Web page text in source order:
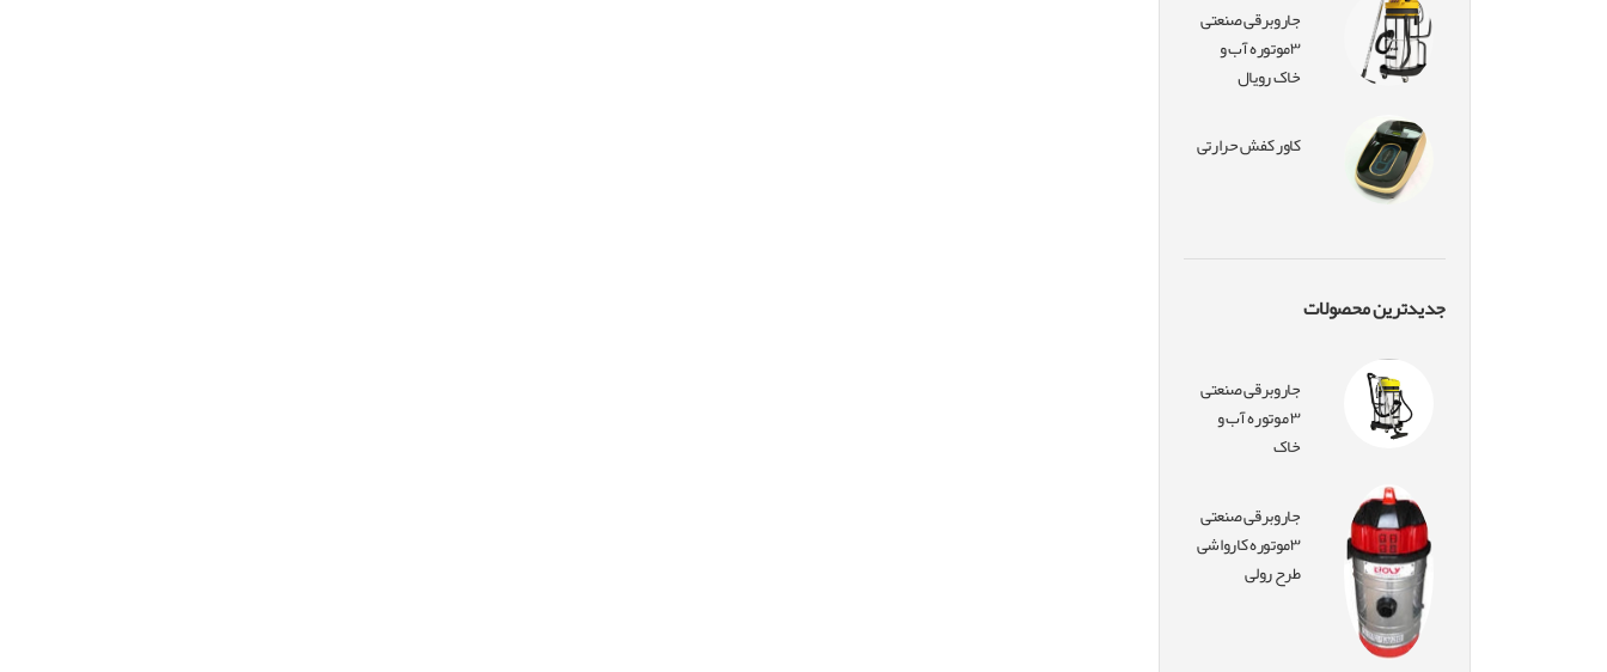
جاروبرقی صنعتی
۳موتوره آب و
خاک رویال
کاور کفش حرارتی
جدیدترین محصولات
جاروبرقی صنعتی
۳ موتوره آب و
خاک
جاروبرقی صنعتی
۳موتوره کارواشی
طرح رولی